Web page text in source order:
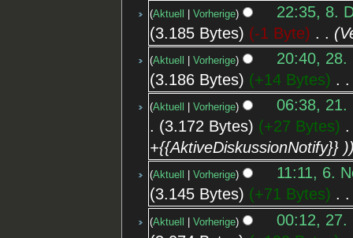
Aktuell Vorherige
22:35, 8.
3.185 Bytes
-1 Byte
Aktuell Vorherige
20:40, 28.
3.186 Bytes
+14 Bytes
Aktuell Vorherige
06:38, 21.
3.172 Bytes
+27 Bytes
+{{AktiveDiskussionNotify}} )
Aktuell Vorherige
11:11, 6.
3.145 Bytes
+71 Bytes
Aktuell Vorherige
00:12, 27.